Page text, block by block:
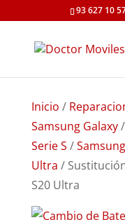
93 627 10
Inicio /
Samsung Galaxy/
Serie S /
Ultra /
S20 Ultra